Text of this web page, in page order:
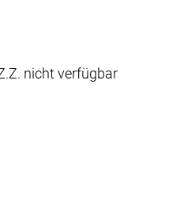
nicht verfügbar